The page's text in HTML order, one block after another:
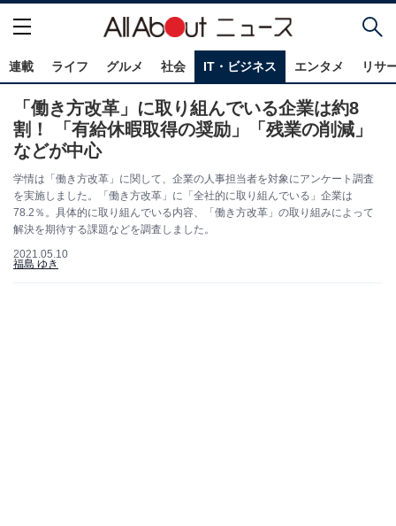
連載 ライフ グルメ 社会 IT・ビジネス エンタメ リサ
「働き方改革」に取り組んでいる企業は約8
割！ 「有給休暇取得の奨励」「残業の削減」
などが中心
学情は「働き方改革」に関して、企業の人事担当者を対象にアンケート調査
を実施しました。「働き方改革」に「全社的に取り組んでいる」企業は
78.2％。具体的に取り組んでいる内容、「働き方改革」の取り組みによって
解決を期待する課題などを調査しました。
2021.05.10
福島 ゆき